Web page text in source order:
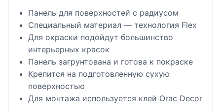
Панель для поверхностей с радиусом
Специальный материал — технология Flex
Для окраски подойдут большинство
интерьерных красок
Панель загрунтована и готова к покраске
Крепится на подготовленную сухую
поверхностью
Для монтажа используется клей Orac Decor